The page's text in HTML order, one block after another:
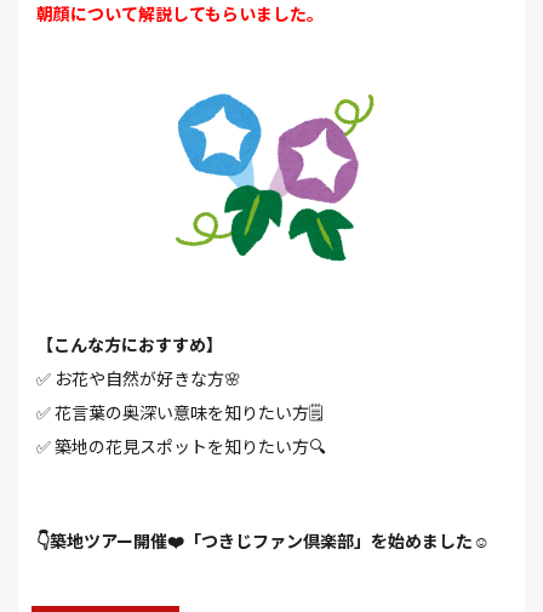
朝顔について解説してもらいました。
【こんな方におすすめ】
✅ お花や自然が好きな方🌸
✅ 花言葉の奥深い意味を知りたい方🗒️
✅ 築地の花見スポットを知りたい方🔍
👇築地ツアー開催❤️「つきじファン倶楽部」を始めました ☺️